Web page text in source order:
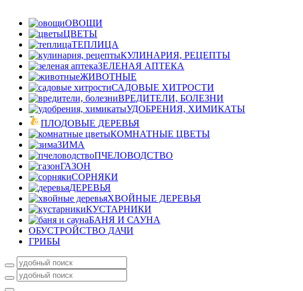
ОВОЩИ
ЦВЕТЫ
ТЕПЛИЦА
КУЛИНАРИЯ, РЕЦЕПТЫ
ЗЕЛЕНАЯ АПТЕКА
ЖИВОТНЫЕ
САДОВЫЕ ХИТРОСТИ
ВРЕДИТЕЛИ, БОЛЕЗНИ
УДОБРЕНИЯ, ХИМИКАТЫ
ПЛОДОВЫЕ ДЕРЕВЬЯ
КОМНАТНЫЕ ЦВЕТЫ
ЗИМА
ПЧЕЛОВОДСТВО
ГАЗОН
СОРНЯКИ
ДЕРЕВЬЯ
ХВОЙНЫЕ ДЕРЕВЬЯ
КУСТАРНИКИ
БАНЯ И САУНА
ОБУСТРОЙСТВО ДАЧИ
ГРИБЫ